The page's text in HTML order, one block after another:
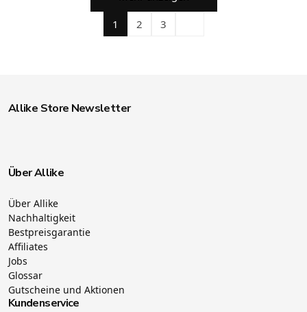
1 2 3
Allike Store Newsletter
Über Allike
Über Allike
Nachhaltigkeit
Bestpreisgarantie
Affiliates
Jobs
Glossar
Gutscheine und Aktionen
Kundenservice